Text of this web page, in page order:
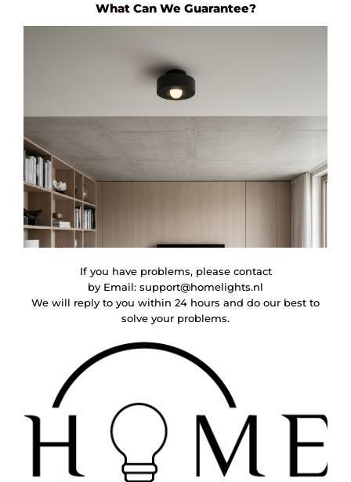
What Can We Guarantee?
If you have problems, please contact
by Email: support@homelights.nl
We will reply to you within 24 hours and do our best to
solve your problems.